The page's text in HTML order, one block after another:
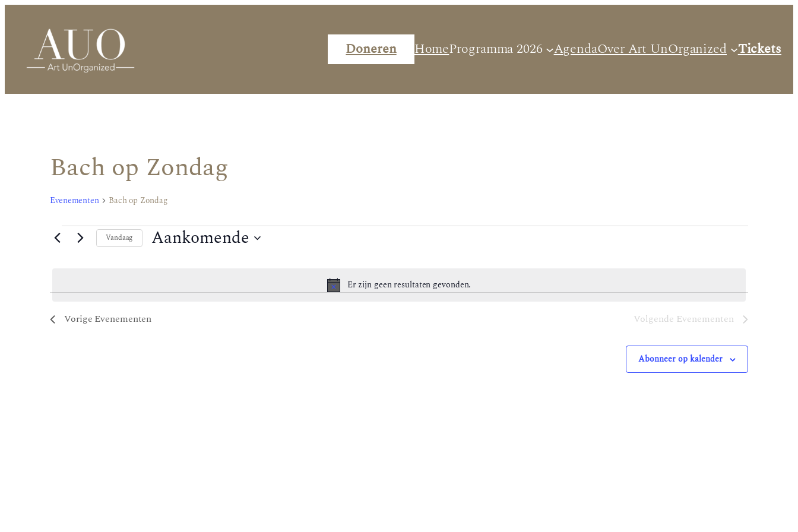
Doneren HomeProgramma 2026 AgendaOver Art UnOrganized Tickets
Bach op Zondag
Evenementen Bach op Zondag
Evenementen
Bericht
Er zijn geen resultaten gevonden.
Vandaag Aankomende
datum.
Vorige Evenementen Volgende Evenementen
Abonneer op kalender